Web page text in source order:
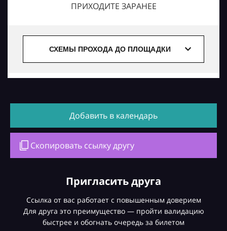
ПРИХОДИТЕ ЗАРАНЕЕ
СХЕМЫ ПРОХОДА ДО ПЛОЩАДКИ
Добавить в календарь
Скопировать ссылку другу
Пригласить друга
Ссылка от вас работает с повышенным доверием
Для друга это преимущество — пройти валидацию
быстрее и обогнать очередь за билетом